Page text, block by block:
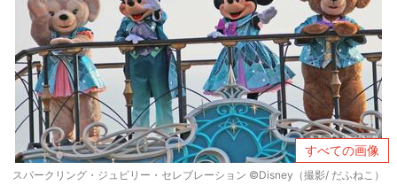
すべての画像
スパークリング・ジュビリー・セレブレーション ©Disney（撮影/ だふねこ）